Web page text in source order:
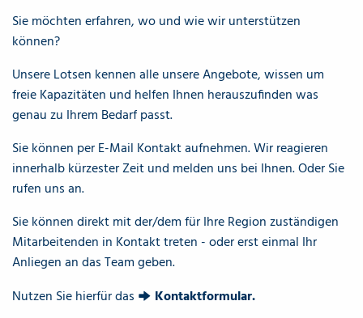
Sie möchten erfahren, wo und wie wir unterstützen
können?
Unsere Lotsen kennen alle unsere Angebote, wissen um
freie Kapazitäten und helfen Ihnen herauszufinden was
genau zu Ihrem Bedarf passt.
Sie können per E-Mail Kontakt aufnehmen. Wir reagieren
innerhalb kürzester Zeit und melden uns bei Ihnen. Oder Sie
rufen uns an.
Sie können direkt mit der/dem für Ihre Region zuständigen
Mitarbeitenden in Kontakt treten - oder erst einmal Ihr
Anliegen an das Team geben.
Nutzen Sie hierfür das
Kontaktformular.